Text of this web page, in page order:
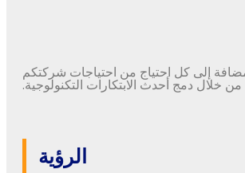
إلى كل احتياج من احتياجات شركتكم
من خلال دمج أحدث الابتكارات التكنولوجية.
الرؤية